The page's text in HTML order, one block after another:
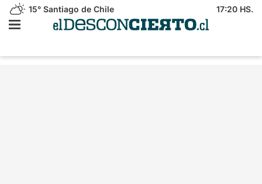
15° Santiago de Chile 17:20 HS.